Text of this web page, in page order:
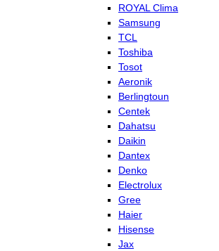
ROYAL Clima
Samsung
TCL
Toshiba
Tosot
Aeronik
Berlingtoun
Centek
Dahatsu
Daikin
Dantex
Denko
Electrolux
Gree
Haier
Hisense
Jax